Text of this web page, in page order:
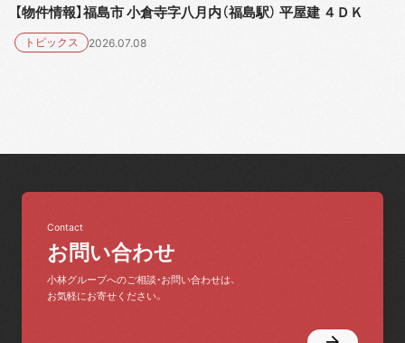
【物件情報】福島市 小倉寺字八月内（福島駅） 平屋建 ４ＤＫ
トピックス 2026.07.08
お問い合わせ
Contact
小林グループへのご相談・お問い合わせは、
お気軽にお寄せください。